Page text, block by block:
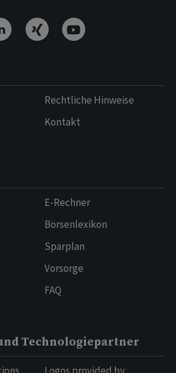
Rechtliche Hinweise
Kontakt
E-Rechner
Börsenlexikon
Sparplan
Vorsorge
FAQ
Technologiepartner